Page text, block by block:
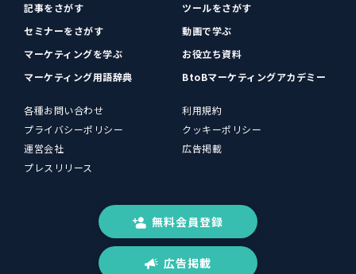
記事をさがす
ツールをさがす
セミナーをさがす
動画で学ぶ
マーケティングを学ぶ
お役立ち資料
マーケティング用語辞典
BtoBマーケティングアカデミー
各種お問い合わせ
利用規約
プライバシーポリシー
クッキーポリシー
運営会社
広告掲載
プレスリリース
無料会員登録
広告掲載